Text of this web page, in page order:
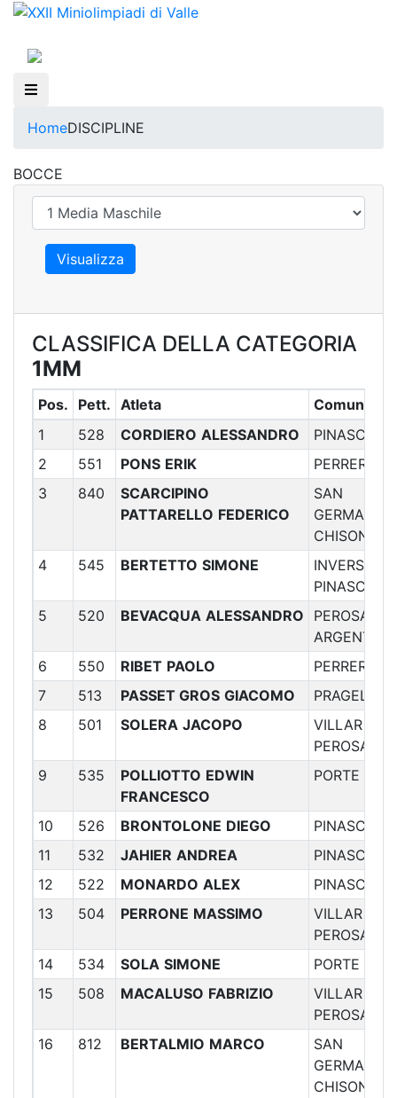
HomeDISCIPLINE
BOCCE
CLASSIFICA DELLA CATEGORIA
1MM
Pos. Pett. Atleta
Comune
1
528 CORDIERO ALESSANDRO
PINASCA
2
551 PONS ERIK
PERRERO
3
840
SCARCIPINO
PATTARELLO FEDERICO
SAN
GERMANO
CHISONE
4
545 BERTETTO SIMONE
INVERSO
PINASCA
5
520 BEVACQUA ALESSANDRO
PEROSA
ARGENTINA
6
550 RIBET PAOLO
PERRERO
7
513 PASSET GROS GIACOMO
PRAGELATO
8
501 SOLERA JACOPO
VILLAR
PEROSA
9
535 POLLIOTTO EDWIN
FRANCESCO
PORTE
10 526 BRONTOLONE DIEGO
PINASCA
11
532 JAHIER ANDREA
PINASCA
12
522 MONARDO ALEX
PINASCA
13
504 PERRONE MASSIMO
VILLAR
PEROSA
14
534 SOLA SIMONE
PORTE
15
508 MACALUSO FABRIZIO
VILLAR
PEROSA
16
812 BERTALMIO MARCO
SAN
GERMANO
CHISONE